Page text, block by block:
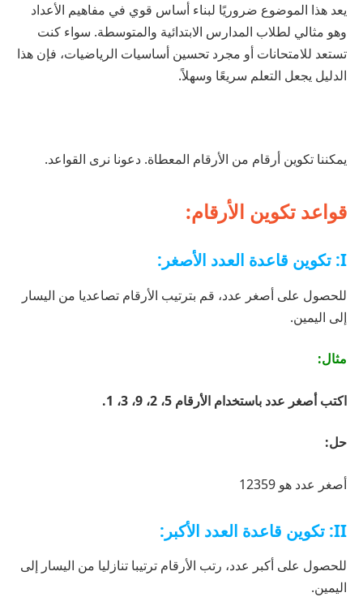
يعد هذا الموضوع ضروريًا لبناء أساس قوي في مفاهيم الأعداد
وهو مثالي لطلاب المدارس الابتدائية والمتوسطة. سواء كنت
تستعد للامتحانات أو مجرد تحسين أساسيات الرياضيات، فإن هذا
الدليل يجعل التعلم سريعًا وسهلاً.
يمكننا تكوين أرقام من الأرقام المعطاة. دعونا نرى القواعد.
قواعد تكوين الأرقام:
I: تكوين قاعدة العدد الأصغر:
للحصول على أصغر عدد، قم بترتيب الأرقام تصاعديا من اليسار
إلى اليمين.
مثال:
اكتب أصغر عدد باستخدام الأرقام 5، 2، 9، 3، 1.
حل:
أصغر عدد هو 12359
II: تكوين قاعدة العدد الأكبر:
للحصول على أكبر عدد، رتب الأرقام ترتيبا تنازليا من اليسار إلى
اليمين.